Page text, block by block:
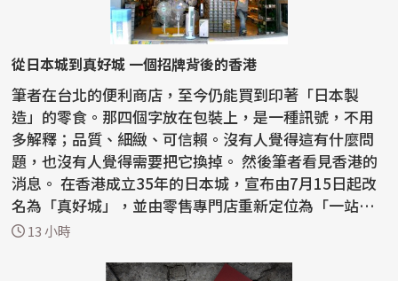
從日本城到真好城 一個招牌背後的香港
筆者在台北的便利商店，至今仍能買到印著「日本製
造」的零食。那四個字放在包裝上，是一種訊號，不用
多解釋；品質、細緻、可信賴。沒有人覺得這有什麼問
題，也沒有人覺得需要把它換掉。 然後筆者看見香港的
消息。 在香港成立35年的日本城，宣布由7月15日起改
名為「真好城」，並由零售專門店重新定位為「一站式
生...13 小時